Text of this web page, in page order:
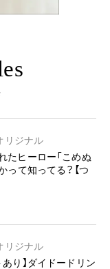
リジナル
たヒーロー「こめぬ
って知ってる？【つ
リジナル
あり】ダイドードリン